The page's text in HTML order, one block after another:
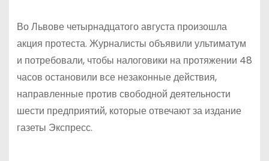
Во Львове четырнадцатого августа произошла
акция протеста. Журналисты объявили ультиматум
и потребовали, чтобы налоговики на протяжении 48
часов остановили все незаконные действия,
направленные против свободной деятельности
шести предприятий, которые отвечают за издание
газеты Экспресс.